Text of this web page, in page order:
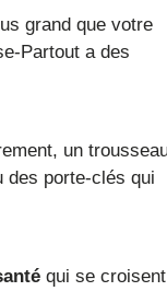
Partout a des
des porte-clés qui
qui se croisent